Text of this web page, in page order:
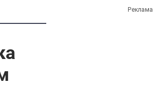
Реклама